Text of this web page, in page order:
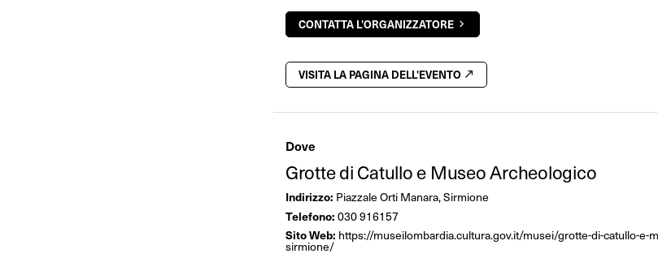
CONTATTA L'ORGANIZZATORE
VISITA LA PAGINA DELL'EVENTO
Dove
Grotte di Catullo e Museo Archeologico
Indirizzo: Piazzale Orti Manara, Sirmione
Telefono: 030 916157
Sito Web: https://museilombardia.cultura.gov.it/musei/grotte-di-catullo-e-
sirmione/